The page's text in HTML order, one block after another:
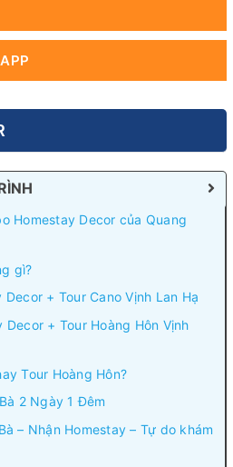
Homestay Decor của Quang
gì?
+ Tour Cano Vịnh Lan Hạ
Decor + Tour Hoàng Hôn Vịnh
Tour Hoàng Hôn?
2 Ngày 1 Đêm
– Nhận Homestay – Tự do khám